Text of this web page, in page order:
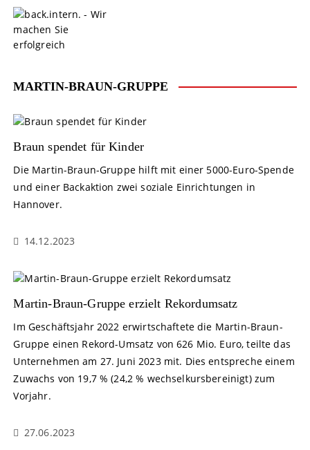
MARTIN-BRAUN-GRUPPE
Braun spendet für Kinder
Die Martin-Braun-Gruppe hilft mit einer 5000-Euro-Spende
und einer Backaktion zwei soziale Einrichtungen in
Hannover.
14.12.2023
Martin-Braun-Gruppe erzielt Rekordumsatz
Im Geschäftsjahr 2022 erwirtschaftete die Martin-Braun-
Gruppe einen Rekord-Umsatz von 626 Mio. Euro, teilte das
Unternehmen am 27. Juni 2023 mit. Dies entspreche einem
Zuwachs von 19,7 % (24,2 % wechselkursbereinigt) zum
Vorjahr.
27.06.2023